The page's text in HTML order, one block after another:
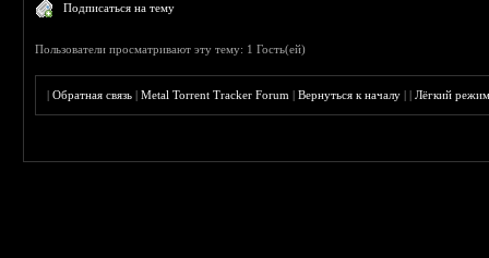
Подписаться на тему
Пользователи просматривают эту тему: 1 Гость(ей)
|Обратная связь |Metal Torrent Tracker Forum |Вернуться к началу ||Лёгкий